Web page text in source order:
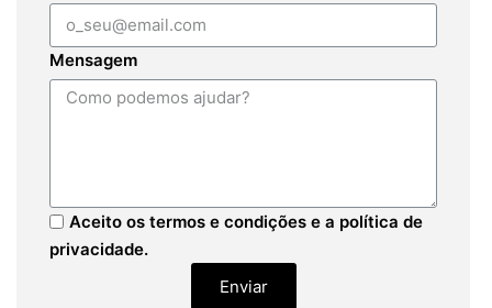
Mensagem
Aceito os termos e condições e a política de
privacidade.
Enviar